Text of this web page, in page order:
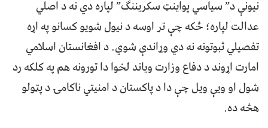
نيونې د” سياسي پواينټ سکريننګ” لپاره دي نه د اصلي
عدالت لپاره؛ ځکه چې تر اوسه د نيول شويو کسانو په اړه
تفصیلي ثبوتونه نه دي وړاندې شوي. د افغانستان اسلامي
امارت اړوند د دفاع وزارت وياند لخوا دا تورونه هم په کلکه رد
شول او ويې ويل چې دا د پاکستان د امنيتي ناکامۍ د پټولو
هڅه ده.